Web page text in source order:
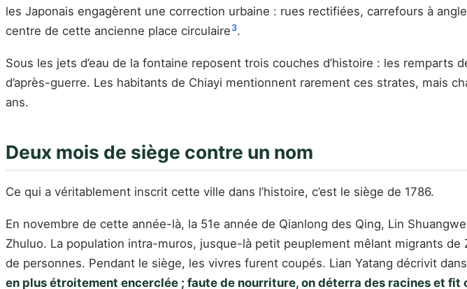
les Japonais engagèrent une correction urbaine : rues rectifiées, carrefours à
centre de cette ancienne place circulaire 3.
Sous les jets d’eau de la fontaine reposent trois couches d’histoire : les
d’après-guerre. Les habitants de Chiayi mentionnent rarement ces strates, mais
ans.
Deux mois de siège contre un nom
Ce qui a véritablement inscrit cette ville dans l’histoire, c’est le siège de 1786.
En novembre de cette année-là, la 51e année de Qianlong des Qing, Lin
Zhuluo. La population intra-muros, jusque-là petit peuplement mêlant migrants
de personnes. Pendant le siège, les vivres furent coupés. Lian Yatang décrivit
en plus étroitement encerclée ; faute de nourriture, on déterra des racines et